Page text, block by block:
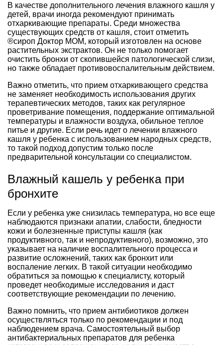
В качестве дополнительного лечения влажного кашля у
детей, врачи иногда рекомендуют принимать
отхаркивающие препараты. Среди множества
существующих средств от кашля, стоит отметить
®сироп Доктор МОМ, который изготовлен на основе
растительных экстрактов. Он не только помогает
очистить бронхи от скопившейся патологической слизи,
но также обладает противовоспалительным действием.
Важно отметить, что прием отхаркивающего средства
не заменяет необходимость использования других
терапевтических методов, таких как регулярное
проветривание помещения, поддержание оптимальной
температуры и влажности воздуха, обильное теплое
питье и другие. Если речь идет о лечении влажного
кашля у ребенка с использованием народных средств,
то такой подход допустим только после
предварительной консультации со специалистом.
Влажный кашель у ребенка при
бронхите
Если у ребенка уже снизилась температура, но все еще
наблюдаются признаки апатии, слабости, бледности
кожи и болезненные приступы кашля (как
продуктивного, так и непродуктивного), возможно, это
указывает на наличие воспалительного процесса и
развитие осложнений, таких как бронхит или
воспаление легких. В такой ситуации необходимо
обратиться за помощью к специалисту, который
проведет необходимые исследования и даст
соответствующие рекомендации по лечению.
Важно помнить, что прием антибиотиков должен
осуществляться только по рекомендации и под
наблюдением врача. Самостоятельный выбор
антибактериальных препаратов для ребенка